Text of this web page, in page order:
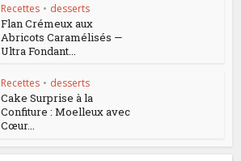
Recettes • desserts
Flan Crémeux aux
Abricots Caramélisés —
Ultra Fondant...
Recettes • desserts
Cake Surprise à la
Confiture : Moelleux avec
Cœur...